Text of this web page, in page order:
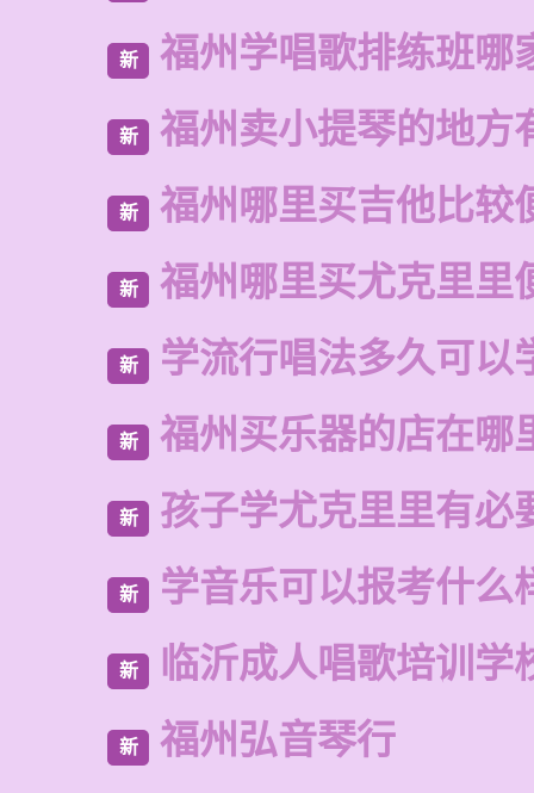
新 福州学唱歌排练班哪
新 福州卖小提琴的地方
新 福州哪里买吉他比较
新 福州哪里买尤克里里
新 学流行唱法多久可以
新 福州买乐器的店在哪
新 孩子学尤克里里有必
新 学音乐可以报考什么
新 临沂成人唱歌培训学
新 福州弘音琴行